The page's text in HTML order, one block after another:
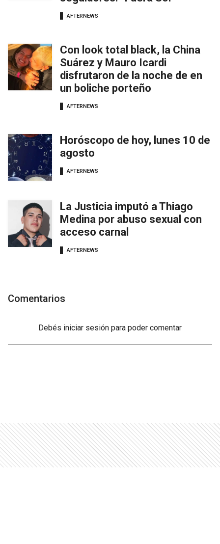
AFTERNEWS
Con look total black, la China
Suárez y Mauro Icardi
disfrutaron de la noche de en
un boliche porteño
AFTERNEWS
Horóscopo de hoy, lunes 10 de
agosto
AFTERNEWS
La Justicia imputó a Thiago
Medina por abuso sexual con
acceso carnal
AFTERNEWS
Comentarios
Debés iniciar sesión para poder comentar